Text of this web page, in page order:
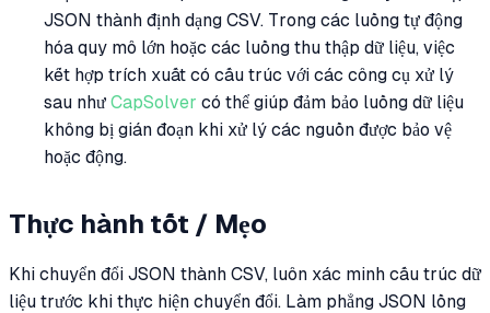
JSON thành định dạng CSV. Trong các luồng tự động
hóa quy mô lớn hoặc các luồng thu thập dữ liệu, việc
kết hợp trích xuất có cấu trúc với các công cụ xử lý
sau như CapSolver có thể giúp đảm bảo luồng dữ liệu
không bị gián đoạn khi xử lý các nguồn được bảo vệ
hoặc động.
Thực hành tốt / Mẹo
Khi chuyển đổi JSON thành CSV, luôn xác minh cấu trúc dữ
liệu trước khi thực hiện chuyển đổi. Làm phẳng JSON lồng